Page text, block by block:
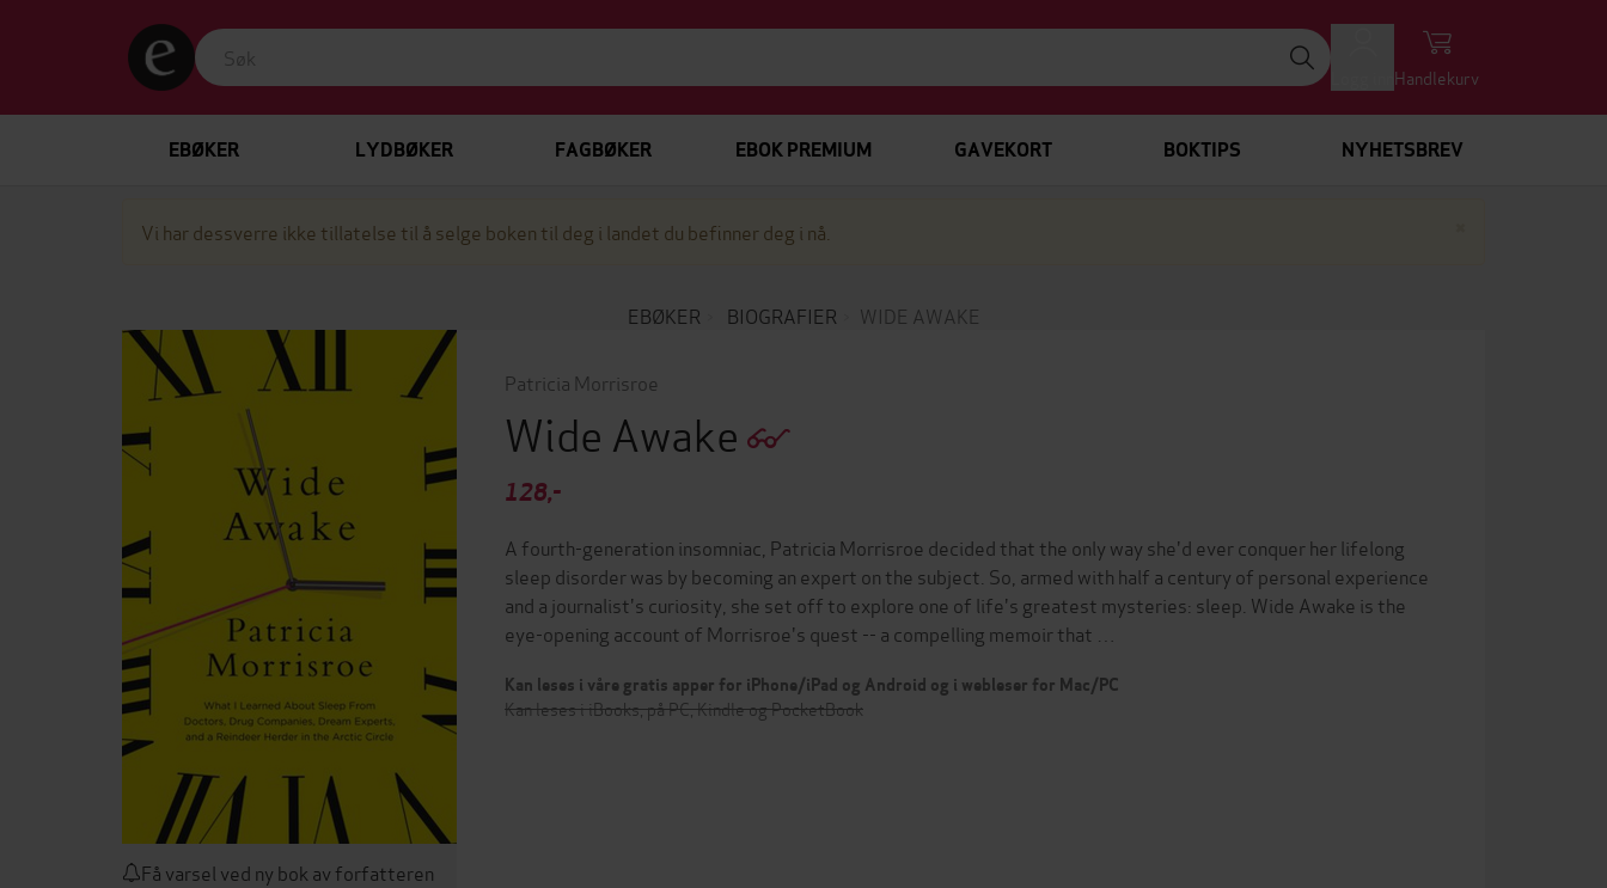
Handlekurv
EBØKER LYDBØKER FAGBØKER EBOK PREMIUM GAVEKORT BOKTIPS NYHETSBREV
Vi har dessverre ikke tillatelse til å selge boken til deg i landet du befinner deg i nå.
EBØKER BIOGRAFIER WIDE AWAKE
Få varsel ved ny bok av forfatteren
Patricia Morrisroe
Wide Awake
128,-
A fourth-generation insomniac, Patricia Morrisroe decided that the only way she'd ever conquer her lifelong
sleep disorder was by becoming an expert on the subject. So, armed with half a century of personal experience
and a journalist's curiosity, she set off to explore one of life's greatest mysteries: sleep. Wide Awake is the
eye-opening account of Morrisroe's quest -- a compelling memoir that …
Kan leses i våre gratis apper for iPhone/iPad og Android og i webleser for Mac/PC
Kan leses i iBooks, på PC, Kindle og PocketBook